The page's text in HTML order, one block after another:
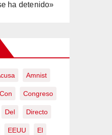
ha detenido»
Amnist
Con Congreso
Del Directo
EEUU El